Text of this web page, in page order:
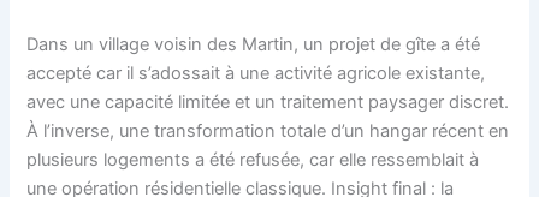
Dans un village voisin des Martin, un projet de gîte a été
accepté car il s’adossait à une activité agricole existante,
avec une capacité limitée et un traitement paysager discret.
À l’inverse, une transformation totale d’un hangar récent en
plusieurs logements a été refusée, car elle ressemblait à
une opération résidentielle classique. Insight final : la